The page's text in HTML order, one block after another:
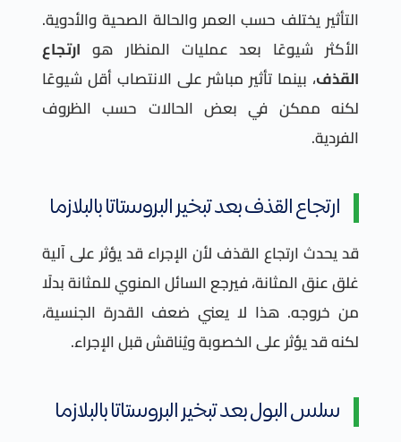
التأثير يختلف حسب العمر والحالة الصحية والأدوية.
الأكثر شيوعًا بعد عمليات المنظار هو ارتجاع
القذف، بينما تأثير مباشر على الانتصاب أقل شيوعًا
لكنه ممكن في بعض الحالات حسب الظروف
الفردية.
ارتجاع القذف بعد تبخير البروستاتا بالبلازما
قد يحدث ارتجاع القذف لأن الإجراء قد يؤثر على آلية
غلق عنق المثانة، فيرجع السائل المنوي للمثانة بدلًا
من خروجه. هذا لا يعني ضعف القدرة الجنسية،
لكنه قد يؤثر على الخصوبة ويُناقش قبل الإجراء.
سلس البول بعد تبخير البروستاتا بالبلازما